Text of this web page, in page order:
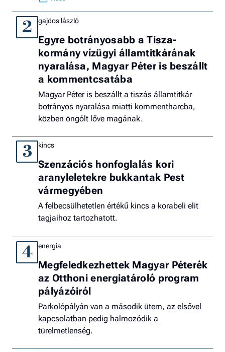
2 gajdos lászló
Egyre botrányosabb a Tisza-
kormány vízügyi államtitkárának
nyaralása, Magyar Péter is beszállt
a kommentcsatába
Magyar Péter is beszállt a tiszás államtitkár
botrányos nyaralása miatti kommentharcba,
közben öngólt lőve magának.
3 kincs
Szenzációs honfoglalás kori
aranyleletekre bukkantak Pest
vármegyében
A felbecsülhetetlen értékű kincs a korabeli elit
tagjaihoz tartozhatott.
4 energia
Megfeledkezhettek Magyar Péterék
az Otthoni energiatároló program
pályázóiról
Parkolópályán van a második ütem, az elsővel
kapcsolatban pedig halmozódik a
türelmetlenség.